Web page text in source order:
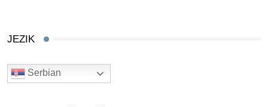
JEZIK
Serbian